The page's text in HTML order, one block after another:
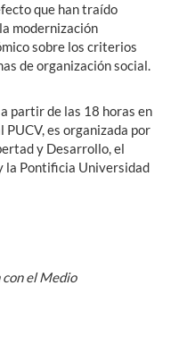
que han traído
modernización
sobre los criterios
de organización social.
partir de las 18 horas en
PUCV, es organizada por
y Desarrollo, el
la Pontificia Universidad
el Medio